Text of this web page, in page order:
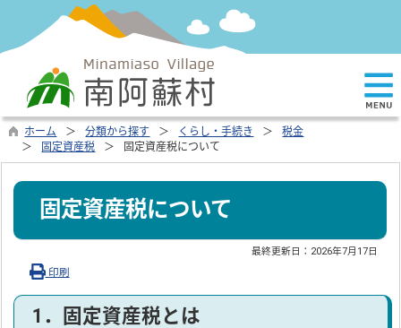
ホーム 分類から探す くらし・手続き
税金
固定資産税
固定資産税について
固定資産税について
最終更新日： 2026年7月17日
印刷
1．固定資産税とは